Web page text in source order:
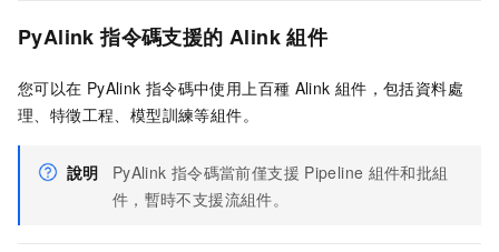
PyAlink 指令碼支援的 Alink 組件
您可以在 PyAlink 指令碼中使用上百種 Alink 組件，包括資料處
理、特徵工程、模型訓練等組件。
說明 PyAlink 指令碼當前僅支援 Pipeline 組件和批組
件，暫時不支援流組件。